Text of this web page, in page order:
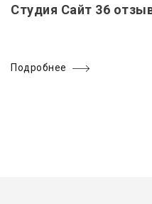
Студия Сайт 36
Подробнее